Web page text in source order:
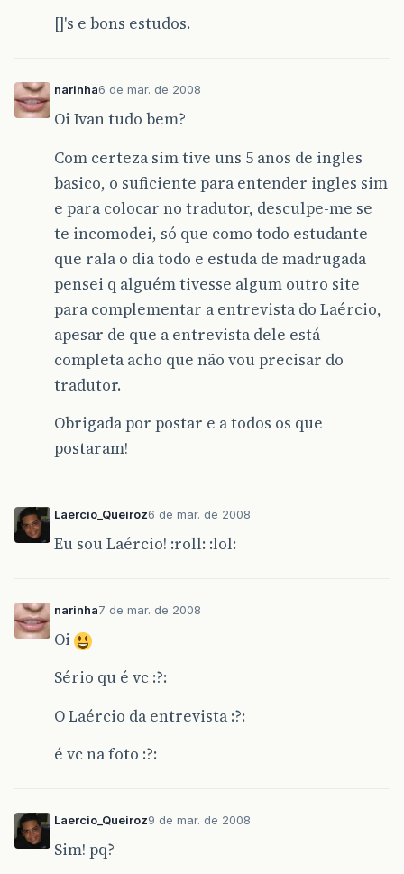
[]'s e bons estudos.
narinha6 de mar. de 2008
Oi Ivan tudo bem?
Com certeza sim tive uns 5 anos de ingles
basico, o suficiente para entender ingles sim
e para colocar no tradutor, desculpe-me se
te incomodei, só que como todo estudante
que rala o dia todo e estuda de madrugada
pensei q alguém tivesse algum outro site
para complementar a entrevista do Laércio,
apesar de que a entrevista dele está
completa acho que não vou precisar do
tradutor.
Obrigada por postar e a todos os que
postaram!
Laercio_Queiroz6 de mar. de 2008
Eu sou Laércio! :roll: :lol:
narinha7 de mar. de 2008
Oi
Sério qu é vc :?:
O Laércio da entrevista :?:
é vc na foto :?:
Laercio_Queiroz9 de mar. de 2008
Sim! pq?